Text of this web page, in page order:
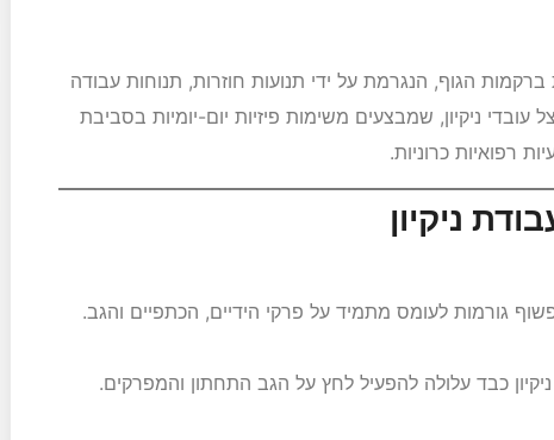
הגוף, הנגרמת על ידי תנועות חוזרות, תנוחות עבודה
ניקיון, שמבצעים משימות פיזיות יום-יומיות בסביבת
רפואיות כרוניות.
ניקיון
גורמות לעומס מתמיד על פרקי הידיים, הכתפיים והגב.
כבד עלולה להפעיל לחץ על הגב התחתון והמפרקים.